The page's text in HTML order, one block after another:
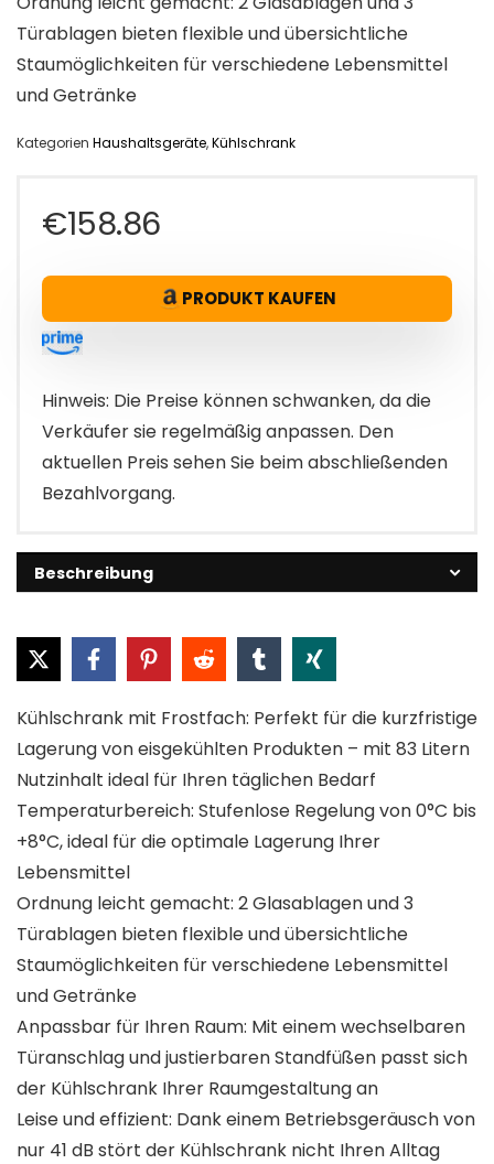
Türablagen bieten flexible und übersichtliche
Staumöglichkeiten für verschiedene Lebensmittel
und Getränke
Kategorien Haushaltsgeräte,Kühlschrank
€158.86
PRODUKT KAUFEN
Hinweis: Die Preise können schwanken, da die
Verkäufer sie regelmäßig anpassen. Den
aktuellen Preis sehen Sie beim abschließenden
Bezahlvorgang.
Beschreibung
Kühlschrank mit Frostfach: Perfekt für die kurzfristige
Lagerung von eisgekühlten Produkten – mit 83 Litern
Nutzinhalt ideal für Ihren täglichen Bedarf
Temperaturbereich: Stufenlose Regelung von 0°C bis
+8°C, ideal für die optimale Lagerung Ihrer
Lebensmittel
Ordnung leicht gemacht: 2 Glasablagen und 3
Türablagen bieten flexible und übersichtliche
Staumöglichkeiten für verschiedene Lebensmittel
und Getränke
Anpassbar für Ihren Raum: Mit einem wechselbaren
Türanschlag und justierbaren Standfüßen passt sich
der Kühlschrank Ihrer Raumgestaltung an
Leise und effizient: Dank einem Betriebsgeräusch von
nur 41 dB stört der Kühlschrank nicht Ihren Alltag